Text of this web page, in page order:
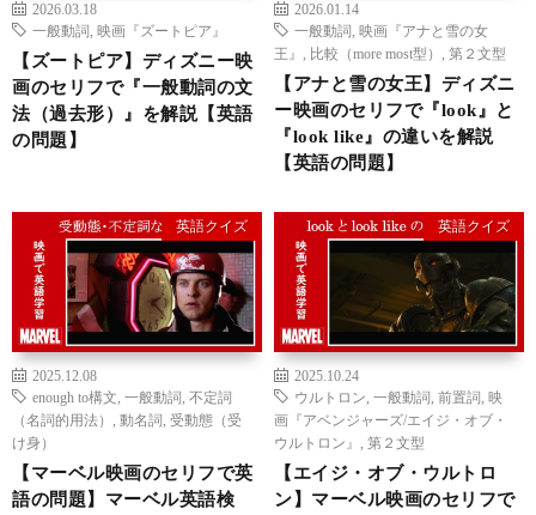
2026.03.18
一般動詞 映画『ズートピア』
【ズートピア】ディズニー映
画のセリフで『一般動詞の文
法（過去形）』を解説【英語
の問題】
2026.01.14
一般動詞 映画『アナと雪の女
王』
比較（more most型） 第２文型
【アナと雪の女王】ディズニ
ー映画のセリフで『look』と
『look like』の違いを解説
【英語の問題】
英語クイズ
2025.12.08
enough to構文, 一般動詞 , 不定詞
（名詞的用法） , 動名詞 , 受動態（受
け身）
【マーベル映画のセリフで英
語の問題】マーベル英語検
英語クイズ
2025.10.24
ウルトロン, 一般動詞 , 前置詞 , 映
画『アベンジャーズ/エイジ・オブ・
ウルトロン』 , 第２文型
【エイジ・オブ・ウルトロ
ン】マーベル映画のセリフで